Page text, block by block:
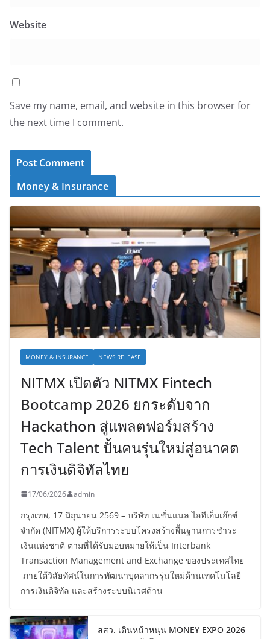
Website
Save my name, email, and website in this browser for
the next time I comment.
Money & Insurance
MONEY & INSURANCE NEWS RELEASE
NITMX เปิดตัว NITMX Fintech
Bootcamp 2026 ยกระดับจาก
Hackathon สู่แพลตฟอร์มสร้าง
Tech Talent ปั้นคนรุ่นใหม่สู่อนาคต
การเงินดิจิทัลไทย
17/06/2026 admin
กรุงเทพ, 17 มิถุนายน 2569 – บริษัท เนชั่นแนล ไอทีเอ็มเอ๊กซ์
จำกัด (NITMX) ผู้ให้บริการระบบโครงสร้างพื้นฐานการชำระ
เงินแห่งชาติ ตามที่ได้รับมอบหมายให้เป็น Interbank
Transaction Management and Exchange ของประเทศไทย
ภายใต้วิสัยทัศน์ในการพัฒนาบุคลากรรุ่นใหม่ด้านเทคโนโลยี
การเงินดิจิทัล และสร้างระบบนิเวศด้าน
สสว. เดินหน้าหนุน MONEY EXPO 2026